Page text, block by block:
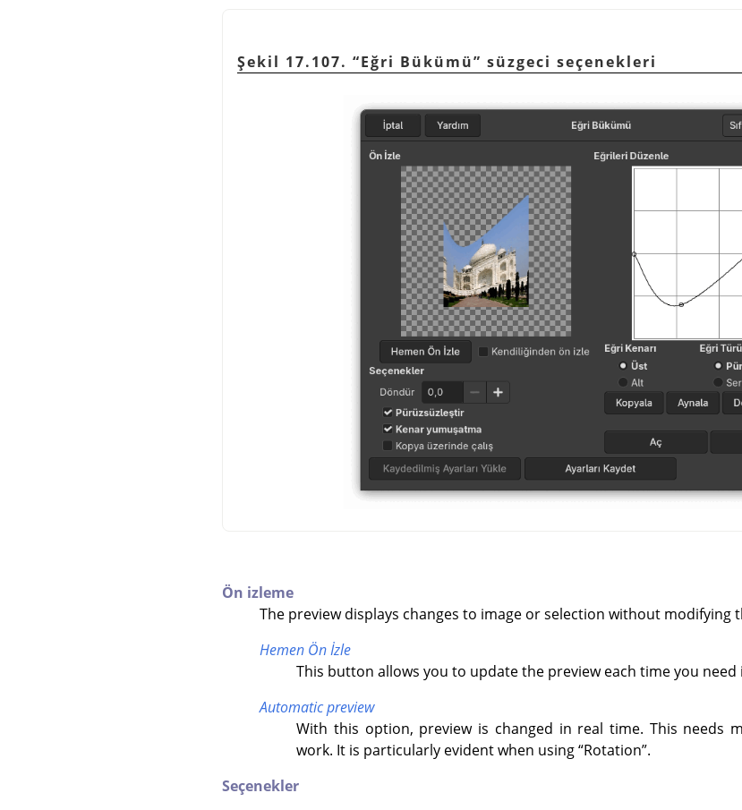
Şekil 17.107. “Eğri Bükümü” süzgeci seçenekleri
Ön izleme
The preview displays changes to image or selection without modifying
Hemen Ön İzle
This button allows you to update the preview each time you need
Automatic preview
With this option, preview is changed in real time. This needs
work. It is particularly evident when using“Rotation”.
Seçenekler